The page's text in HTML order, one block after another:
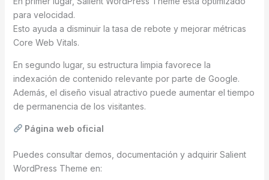
para velocidad.
Esto ayuda a disminuir la tasa de rebote y mejorar métricas
Core Web Vitals.
En segundo lugar, su estructura limpia favorece la
indexación de contenido relevante por parte de Google.
Además, el diseño visual atractivo puede aumentar el tiempo
de permanencia de los visitantes.
Página web oficial
Puedes consultar demos, documentación y adquirir Salient
WordPress Theme en: